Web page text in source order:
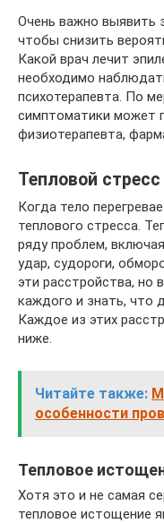
Очень важно выявить
чтобы снизить
Какой врач лечит
необходимо
психотерапевта. По
симптоматики может
физиотерапевта,
Тепловой
Когда тело
теплового стресса.
ряду проблем,
удар, судороги,
эти расстройства, но
каждого и знать, что
Каждое из этих
ниже.
Читайте также:
особенности
Тепловое
Хотя это и не самая
тепловое истощение